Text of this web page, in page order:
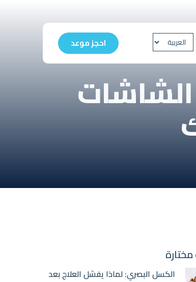
احجز موعد
الشاشات
الكسل البصري: لماذا يفشل العلاج بعد